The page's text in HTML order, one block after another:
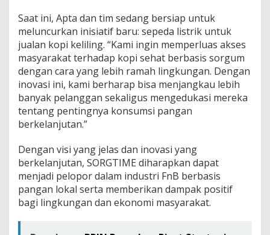
Saat ini, Apta dan tim sedang bersiap untuk
meluncurkan inisiatif baru: sepeda listrik untuk
jualan kopi keliling. “Kami ingin memperluas akses
masyarakat terhadap kopi sehat berbasis sorgum
dengan cara yang lebih ramah lingkungan. Dengan
inovasi ini, kami berharap bisa menjangkau lebih
banyak pelanggan sekaligus mengedukasi mereka
tentang pentingnya konsumsi pangan
berkelanjutan.”
Dengan visi yang jelas dan inovasi yang
berkelanjutan, SORGTIME diharapkan dapat
menjadi pelopor dalam industri FnB berbasis
pangan lokal serta memberikan dampak positif
bagi lingkungan dan ekonomi masyarakat.